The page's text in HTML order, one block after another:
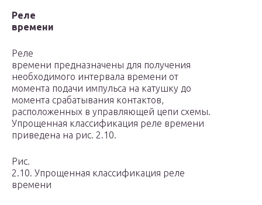
Реле
времени
Реле
времени предназначены для получения
необходимого интервала времени от
момента подачи импульса на катушку до
момента срабатывания контактов,
расположенных в управляющей цепи схемы.
Упрощенная классификация реле времени
приведена на рис. 2.10.
Рис.
2.10. Упрощенная классификация реле
времени